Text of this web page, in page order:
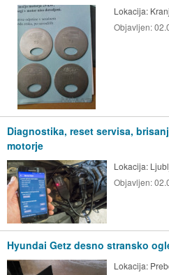
Lokacija:
Objavljen:
Diagnostika, reset servisa,
motorje
Lokacija:
Objavljen:
Hyundai Getz desno stransko
Lokacija: